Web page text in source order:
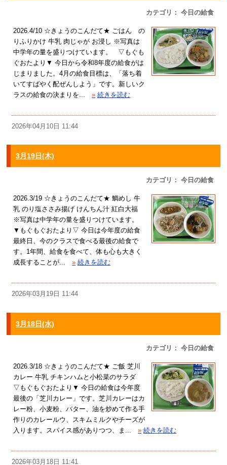
カテゴリ： 今日の給食
2026.4/10 ☆きょうのこんだて★ ごはん の
りふりかけ 牛乳 肉じゃが お浸し ※写真は
中学年の量を盛りつけています。 ▽もぐも
ぐおたより▼ 今日から令和8年度の給食がは
じまりました。4月の給食目標は、「落ち着
いてすばやく配ぜんしよう」です。新しいク
ラスの給食の決まりを...
» 続きを読む
2026年04月10日 11:44
3月19日(木)
カテゴリ： 今日の給食
2026.3/19 ☆きょうのこんだて★ 鯛めし 牛
乳 のり塩ささみ揚げ けんちん汁 紅白大福
※写真は中学年の量を盛りつけています。
▼もぐもぐおたより▽ 今日は今年度の給食
最終日、今のクラスで食べる最後の給食で
す。1年間、給食を食べて、体も心も大きく
成長することが...
» 続きを読む
2026年03月19日 11:44
3月18日(水)
カテゴリ： 今日の給食
2026.3/18 ☆きょうのこんだて★ ご飯 芝川
カレー 牛乳 チキンハムと小松菜のサラダ
▽もぐもぐおたより▼ 今日の給食は今年度
最後の「芝川カレー」です。芝川カレーはカ
レー粉、小麦粉、バター、油を炒めて作る手
作りのカレールウ、スキムミルクやチーズが
入ります。スパイス感がありつつ、ま...
» 続きを読む
2026年03月18日 11:41